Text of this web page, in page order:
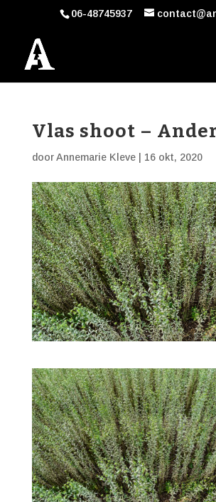
06-48745937
Vlas shoot –
doorAnnemarie Kleve| 16 okt, 2020